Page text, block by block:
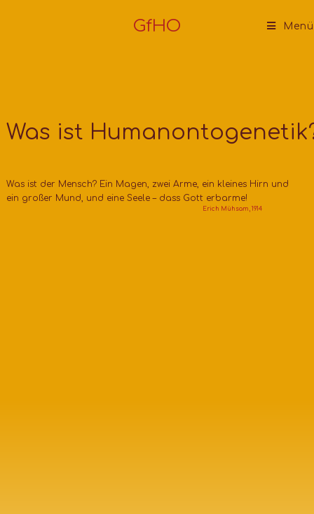
GfHO Menü
Was ist
Was ist der Mensch? Ein Magen, zwei Arme, ein kleines Hirn und
ein großer Mund, und eine Seele – dass Gott erbarme!
Erich Mühsam, 1914